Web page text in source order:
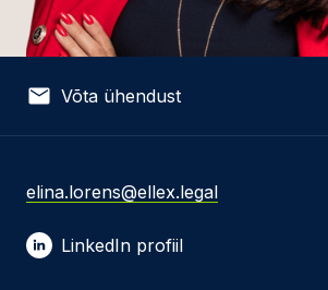
Võta ühendust
E-post *
elina.lorens@ellex.legal
LinkedIn profiil